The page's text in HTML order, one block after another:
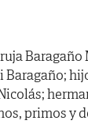
Baragaño;
primos y